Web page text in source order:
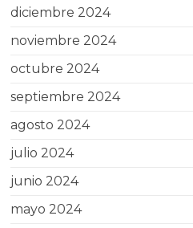
diciembre 2024
noviembre 2024
octubre 2024
septiembre 2024
agosto 2024
julio 2024
junio 2024
mayo 2024